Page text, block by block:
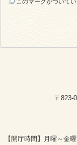
このマークがついて
〒823-
【開庁時間】月曜～金